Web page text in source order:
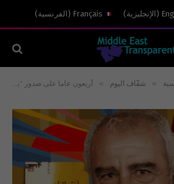
( الإنجليزية)
Français
( الفرنسية)
» شفّاف اليوم » أربعون عاما على صدور “بناية ماتيلد”، حسن داوود لـ”المجلة”: أكتبُ الرواية كما يُكتب الشعر